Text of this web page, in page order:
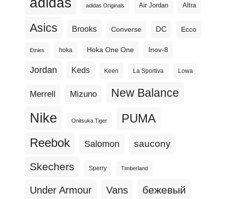
adidas Originals Air Jordan Altra
Asics Brooks Converse DC Ecco
Etnies hoka Hoka One One Inov-8
Jordan Keds Keen La Sportiva Lowa
Merrell Mizuno New Balance
Nike Onitsuka Tiger PUMA
Reebok Salomon saucony
Skechers Sperry Timberland
Under Armour Vans бежевый